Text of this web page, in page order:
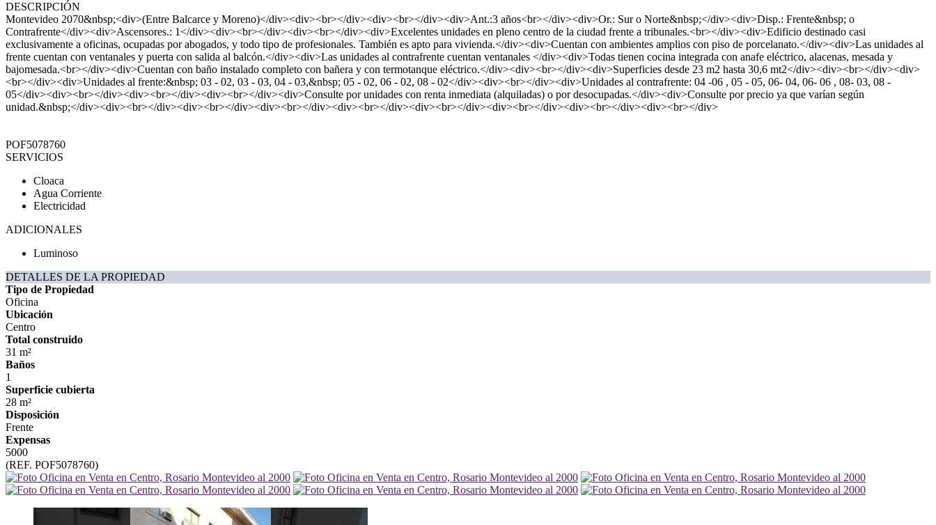
DESCRIPCIÓN
Montevideo 2070&nbsp;<div>(Entre Balcarce y Moreno)</div><div><br></div><div><br></div><div>Ant.:3 años<br></div><div>Or.: Sur o Norte&nbsp;</div><div>Disp.: Frente&nbsp; o
Contrafrente</div><div>Ascensores.: 1</div><div><br></div><div><br></div><div>Excelentes unidades en pleno centro de la ciudad frente a tribunales.<br></div><div>Edificio destinado casi
exclusivamente a oficinas, ocupadas por abogados, y todo tipo de profesionales. También es apto para vivienda.</div><div>Cuentan con ambientes amplios con piso de porcelanato.</div><div>Las unidades al
frente cuentan con ventanales y puerta con salida al balcón.</div><div>Las unidades al contrafrente cuentan ventanales </div><div>Todas tienen cocina integrada con anafe eléctrico, alacenas, mesada y
bajomesada.<br></div><div>Cuentan con baño instalado completo con bañera y con termotanque eléctrico.</div><div><br></div><div>Superficies desde 23 m2 hasta 30,6 mt2</div><div><br></div><div>
<br></div><div>Unidades al frente:&nbsp; 03 - 02, 03 - 03, 04 - 03,&nbsp; 05 - 02, 06 - 02, 08 - 02</div><div><br></div><div>Unidades al contrafrente: 04 -06 , 05 - 05, 06- 04, 06- 06 , 08- 03, 08 -
05</div><div><br></div><div><br></div><div><br></div><div>Consulte por unidades con renta inmediata (alquiladas) o por desocupadas.</div><div>Consulte por precio ya que varían según
unidad.&nbsp;</div><div><br></div><div><br></div><div><br></div><div><br></div><div><br></div><div><br></div><div><br></div><div><br></div>
POF5078760
SERVICIOS
Cloaca
Agua Corriente
Electricidad
ADICIONALES
Luminoso
DETALLES DE LA PROPIEDAD
Tipo de Propiedad
Oficina
Ubicación
Centro
Total construido
31 m²
Baños
1
Superficie cubierta
28 m²
Disposición
Frente
Expensas
5000
(REF. POF5078760)